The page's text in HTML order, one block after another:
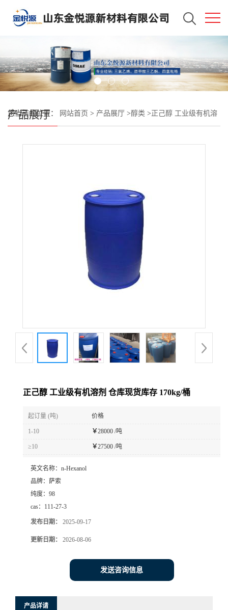
产品展厅
您当前的位置： 网站首页 > 产品展厅 >醇类 > 正己醇 工业级有机溶
正己醇 工业级有机溶剂 仓库现货库存 170kg/桶
起订量 (吨) 价格
1-10 ￥28000 /吨
≥10 ￥27500 /吨
英文名称： n-Hexanol
品牌： 萨索
纯度： 98
cas： 111-27-3
发布日期： 2025-09-17
更新日期： 2026-08-06
发送咨询信息
产品详请